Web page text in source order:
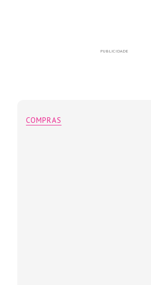
PUBLICIDADE
COMPRAS